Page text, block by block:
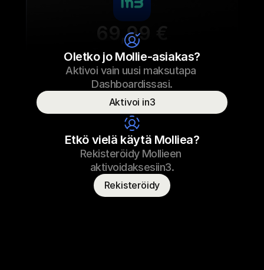
69,99 €
Tennarien nauhat
Tennarien nauhat
23.09.2022 17:29 69,99 €
Oletko jo Mollie-asiakas?
Aktivoi vain uusi maksutapa
Dashboardissasi.
Aktivoi in3
Etkö vielä käytä Molliea?
Rekisteröidy Mollieen
aktivoidaksesiin3.
Rekisteröidy